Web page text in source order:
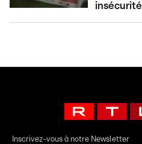
insécurité
Inscrivez-vous à notre Newsletter